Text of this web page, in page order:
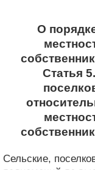
О
Статья
Сельские,